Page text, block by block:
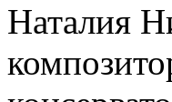
Наталия